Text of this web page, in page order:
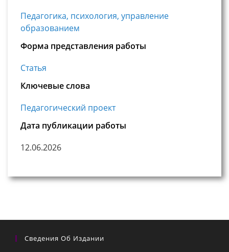
Педагогика, психология, управление
образованием
Форма представления работы
Статья
Ключевые слова
Педагогический проект
Дата публикации работы
12.06.2026
Сведения Об Издании